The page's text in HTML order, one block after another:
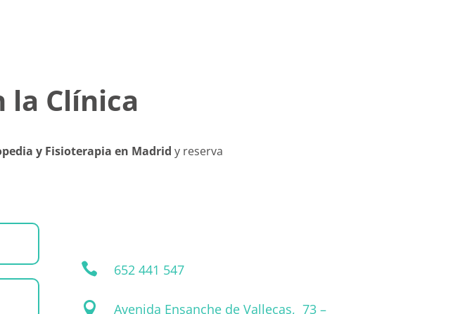
la Clínica
y Fisioterapia en Madrid y reserva
 652 441 547
 Avenida Ensanche de Vallecas, 73 –